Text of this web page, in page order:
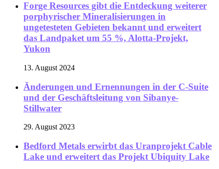
Forge Resources gibt die Entdeckung weiterer
porphyrischer Mineralisierungen in
ungetesteten Gebieten bekannt und erweitert
das Landpaket um 55 %, Alotta-Projekt,
Yukon
13. August 2024
Änderungen und Ernennungen in der C-Suite
und der Geschäftsleitung von Sibanye-
Stillwater
29. August 2023
Bedford Metals erwirbt das Uranprojekt Cable
Lake und erweitert das Projekt Ubiquity Lake